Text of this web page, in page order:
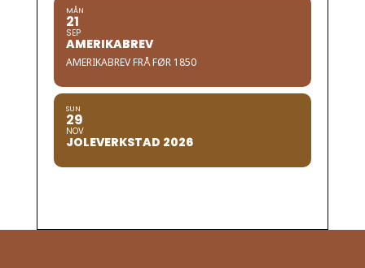
MÅN
21
SEP
AMERIKABREV
AMERIKABREV FRÅ FØR 1850
SUN
29
NOV
JOLEVERKSTAD 2026